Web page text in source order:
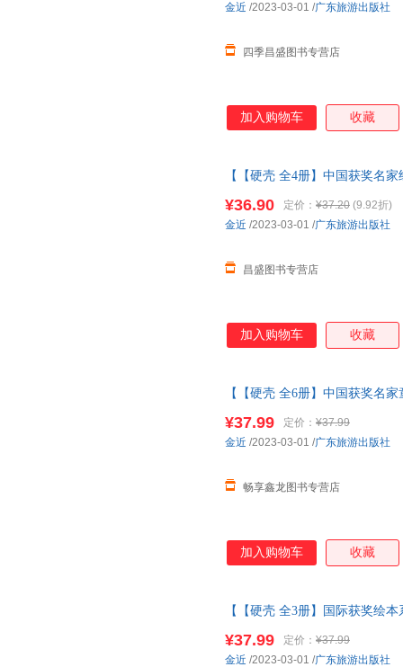
四季昌盛图书专营店
金近 /2023-03-01 /广东旅游出版社
加入购物车 收藏
【【硬壳 全4册】中国获奖名
¥36.90 定价： ¥37.20 (9.92折)
昌盛图书专营店
金近 /2023-03-01 /广东旅游出版社
加入购物车 收藏
【【硬壳 全6册】中国获奖名
当客服
¥37.99 定价： ¥37.99
畅享鑫龙图书专营店
金近 /2023-03-01 /广东旅游出版社
加入购物车 收藏
【【硬壳 全3册】国际获奖绘
当客服
¥37.99 定价： ¥37.99
金近 /2023-03-01 /广东旅游出版社